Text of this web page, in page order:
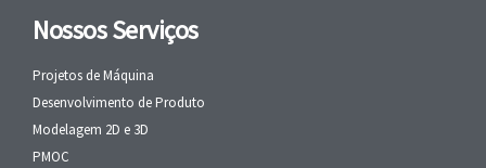
Nossos Serviços
Projetos de Máquina
Desenvolvimento de Produto
Modelagem 2D e 3D
PMOC